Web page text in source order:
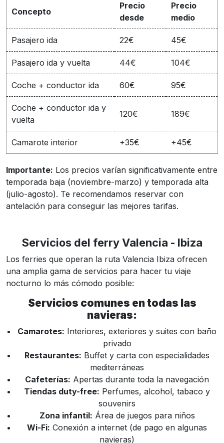
Concepto
Precio
desde
Precio
medio
Pasajero ida 22€ 45€
Pasajero ida y vuelta 44€ 104€
Coche + conductor ida 60€ 95€
Coche + conductor ida y
vuelta
120€ 189€
Camarote interior +35€ +45€
Importante: Los precios varían significativamente entre
temporada baja (noviembre-marzo) y temporada alta
(julio-agosto). Te recomendamos reservar con
antelación para conseguir las mejores tarifas.
Servicios del ferry Valencia - Ibiza
Los ferries que operan la ruta Valencia Ibiza ofrecen
una amplia gama de servicios para hacer tu viaje
nocturno lo más cómodo posible:
Servicios comunes en todas las
navieras:
Camarotes: Interiores, exteriores y suites con baño
privado
Restaurantes: Buffet y carta con especialidades
mediterráneas
Cafeterías: Apertas durante toda la navegación
Tiendas duty-free: Perfumes, alcohol, tabaco y
souvenirs
Zona infantil: Área de juegos para niños
Wi-Fi: Conexión a internet (de pago en algunas
navieras)